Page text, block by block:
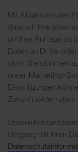
Mit Absenden des
dass wir Ihre oben
um Ihre Anfrage zu
Daten an Dritte
nicht. Sie stimmen
unser Marketing-
Einwilligungen
Zukunft widerrufen.
Unsere
Umgang mit Ihren